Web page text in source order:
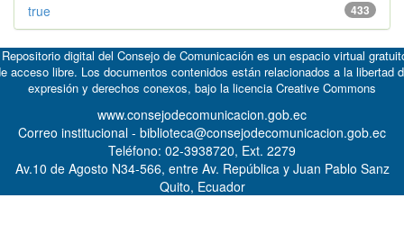
433
true
digital del Consejo de Comunicación es un espacio virtual
acceso libre. Los documentos contenidos están relacionados a la libertad
expresión y derechos conexos, bajo la licencia Creative Commons
www.consejodecomunicacion.gob.ec
Correo institucional - biblioteca@consejodecomunicacion.gob.ec
Teléfono: 02-3938720, Ext. 2279
Av.10 de Agosto N34-566, entre Av. República y Juan Pablo Sanz
Quito, Ecuador